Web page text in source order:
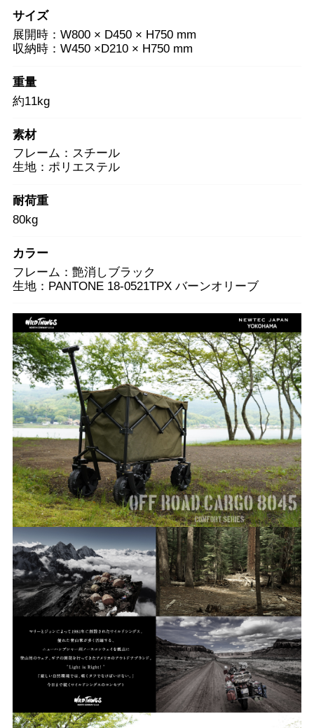
サイズ
展開時：W800 × D450 × H750 mm
収納時：W450 ×D210 × H750 mm
重量
約11kg
素材
フレーム：スチール
生地：ポリエステル
耐荷重
80kg
カラー
フレーム：艶消しブラック
生地：PANTONE 18-0521TPX バーンオリーブ